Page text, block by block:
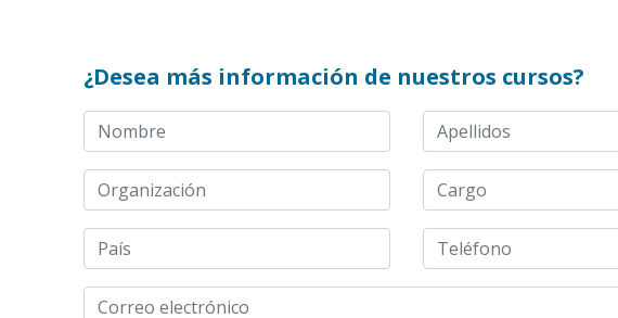
¿Desea más información de nuestros cursos?